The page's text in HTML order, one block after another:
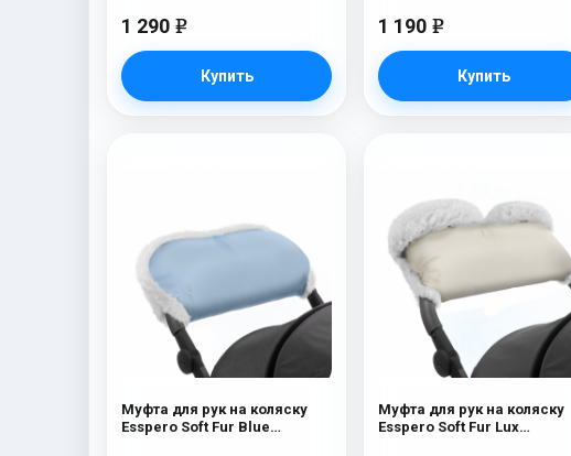
1 290 e
Купить
1 190 e
Купить
Муфта для рук на коляску
Esspero Soft Fur Blue
Муфта для рук на коляску
Esspero Soft Fur Lux